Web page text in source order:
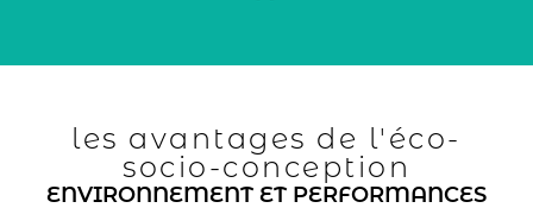
les avantages de l'éco-
socio-conception
ENVIRONNEMENT ET PERFORMANCES